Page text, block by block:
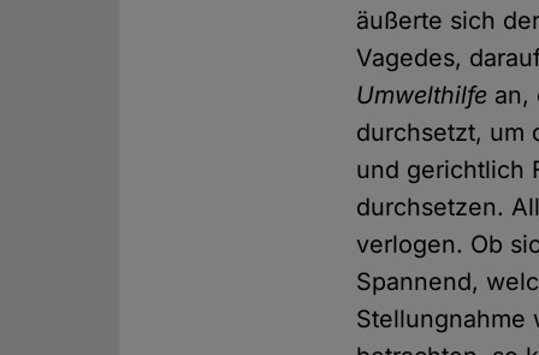
äußerte sich
Vagedes,
Umwelthilfe an,
durchsetzt, um
und gerichtlich
durchsetzen.
verlogen. Ob
Spannend,
Stellungnahme